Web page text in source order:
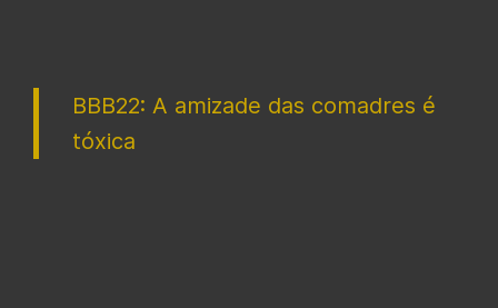
BBB22: A amizade das comadres é
tóxica